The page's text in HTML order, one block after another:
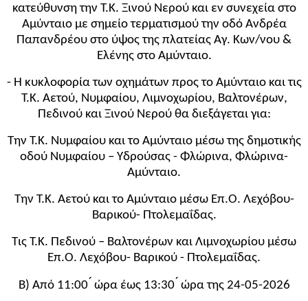
κατεύθυνση την Τ.Κ. Ξινού Νερού και εν συνεχεία στο
Αμύνταιο με σημείο τερματισμού την οδό Ανδρέα
Παπανδρέου στο ύψος της πλατείας Αγ. Κων/νου &
Ελένης στο Αμύνταιο.
- Η κυκλοφορία των οχημάτων προς το Αμύνταιο και τις
Τ.Κ. Αετού, Νυμφαίου, Λιμνοχωρίου, Βαλτονέρων,
Πεδινού και Ξινού Νερού θα διεξάγεται για:
Την Τ.Κ. Νυμφαίου και το Αμύνταιο μέσω της δημοτικής
οδού Νυμφαίου – Υδρούσας - Φλώρινα, Φλώρινα-
Αμύνταιο.
Την Τ.Κ. Αετού και το Αμύνταιο μέσω Επ.Ο. Λεχόβου-
Βαρικού- Πτολεμαΐδας.
Τις Τ.Κ. Πεδινού – Βαλτονέρων και Λιμνοχωρίου μέσω
Επ.Ο. Λεχόβου- Βαρικού - Πτολεμαΐδας.
Β) Από 11:00 ́ ώρα έως 13:30 ́ ώρα της 24-05-2026